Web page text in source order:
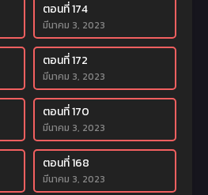
ตอนที่ 174
มีนาคม 3, 2023
ตอนที่ 172
มีนาคม 3, 2023
ตอนที่ 170
มีนาคม 3, 2023
ตอนที่ 168
มีนาคม 3, 2023